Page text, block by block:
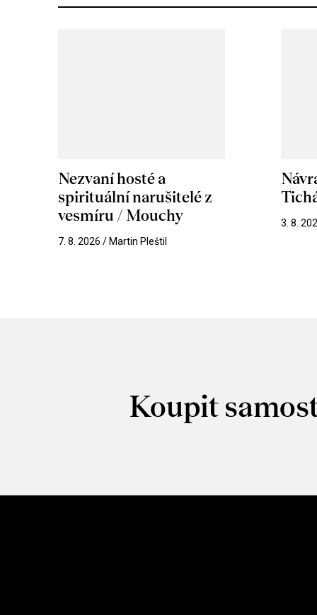
Nezvaní hosté a
spirituální narušitelé z
vesmíru / Mouchy
7. 8. 2026 / Martin Pleštil
3. 8.
Koupit